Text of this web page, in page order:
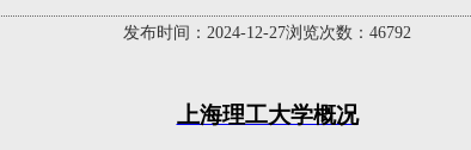
发布时间： 2024-12-27浏览次数： 46792
上海理工大学概况